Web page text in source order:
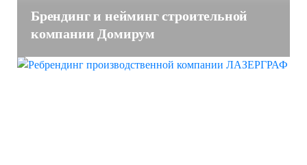
Брендинг и нейминг строительной
компании Домирум